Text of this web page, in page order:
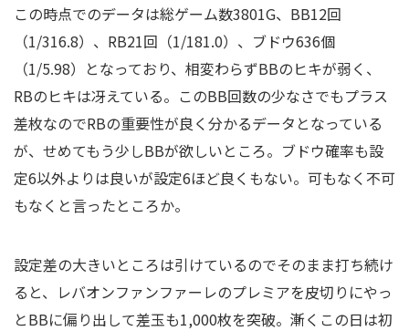
この時点でのデータは総ゲーム数3801G、BB12回
（1/316.8）、RB21回（1/181.0）、ブドウ636個
（1/5.98）となっており、相変わらずBBのヒキが弱く、
RBのヒキは冴えている。このBB回数の少なさでもプラス
差枚なのでRBの重要性が良く分かるデータとなっている
が、せめてもう少しBBが欲しいところ。ブドウ確率も設
定6以外よりは良いが設定6ほど良くもない。可もなく不可
もなくと言ったところか。
設定差の大きいところは引けているのでそのまま打ち続け
ると、レバオンファンファーレのプレミアを皮切りにやっ
とBBに偏り出して差玉も1,000枚を突破。漸くこの日は初